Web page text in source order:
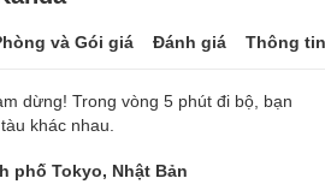
và Gói giá Đánh giá Thông
dừng! Trong vòng 5 phút đi bộ, bạn
khác nhau.
phố Tokyo, Nhật Bản